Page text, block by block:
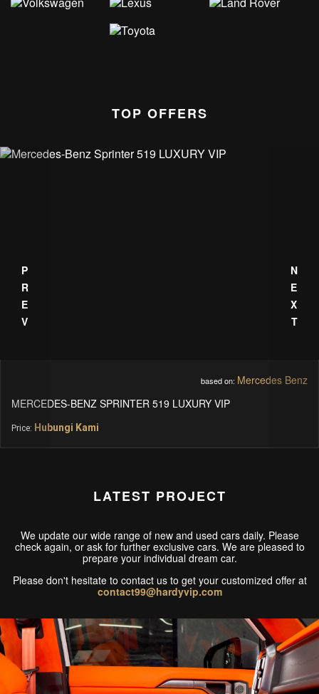
TOP OFFERS
based on: Mercedes Benz
MERCEDES-BENZ SPRINTER 519 LUXURY VIP
Price: Hubungi Kami
PREV NEXT
LATEST PROJECT
We update our wide range of new and used cars daily. Please
check again, or ask for further exclusive cars. We are pleased to
prepare your individual dream car.
Please don't hesitate to contact us to get your customized offer at
contact99@hardyvip.com